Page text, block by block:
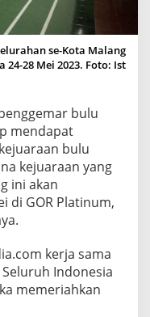
se-Kota Malang
28 Mei 2023. Foto: Ist
bulu
mendapat
bulu
kejuaraan yang
ini akan
di GOR Platinum,
kerja sama
Indonesia
memeriahkan